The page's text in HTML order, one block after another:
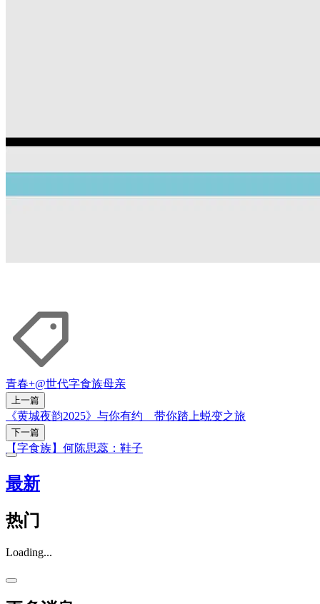
青春+@世代字食族母亲
上一篇
《黄城夜韵2025》与你有约 带你踏上蜕变之旅
下一篇
【字食族】何陈思蕊：鞋子
最新
热门
Loading...